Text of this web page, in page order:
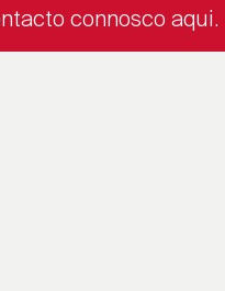
connosco aqui.